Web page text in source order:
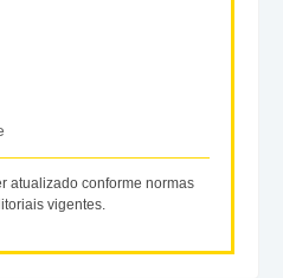
atualizado conforme normas
vigentes.